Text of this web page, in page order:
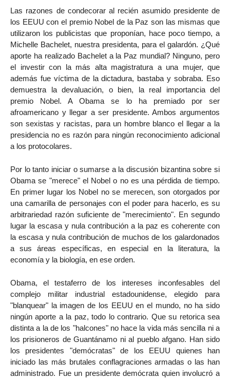
Las razones de condecorar al recién asumido presidente de
los EEUU con el premio Nobel de la Paz son las mismas que
utilizaron los publicistas que proponían, hace poco tiempo, a
Michelle Bachelet, nuestra presidenta, para el galardón. ¿Qué
aporte ha realizado Bachelet a la Paz mundial? Ninguno, pero
el investir con la más alta magistratura a una mujer, que
además fue víctima de la dictadura, bastaba y sobraba. Eso
demuestra la devaluación, o bien, la real importancia del
premio Nobel. A Obama se lo ha premiado por ser
afroamericano y llegar a ser presidente. Ambos argumentos
son sexistas y racistas, para un hombre blanco el llegar a la
presidencia no es razón para ningún reconocimiento adicional
a los protocolares.
Por lo tanto iniciar o sumarse a la discusión bizantina sobre si
Obama se "merece" el Nobel o no es una pérdida de tiempo.
En primer lugar los Nobel no se merecen, son otorgados por
una camarilla de personajes con el poder para hacerlo, es su
arbitrariedad razón suficiente de "merecimiento". En segundo
lugar la escasa y nula contribución a la paz es coherente con
la escasa y nula contribución de muchos de los galardonados
a sus áreas específicas, en especial en la literatura, la
economía y la biología, en ese orden.
Obama, el testaferro de los intereses inconfesables del
complejo militar industrial estadounidense, elegido para
"blanquear" la imagen de los EEUU en el mundo, no ha sido
ningún aporte a la paz, todo lo contrario. Que su retorica sea
distinta a la de los "halcones" no hace la vida más sencilla ni a
los prisioneros de Guantánamo ni al pueblo afgano. Han sido
los presidentes "demócratas" de los EEUU quienes han
iniciado las más brutales conflagraciones armadas o las han
administrado. Fue un presidente demócrata quien involucró a